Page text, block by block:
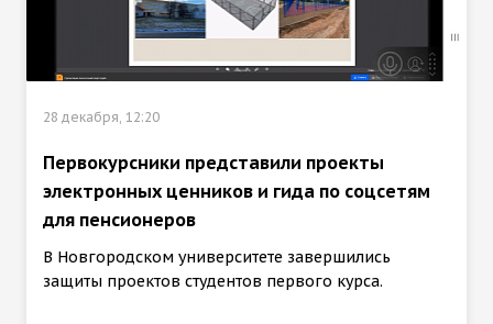
28 декабря, 12:20
Первокурсники представили проекты
электронных ценников и гида по соцсетям
для пенсионеров
В Новгородском университете завершились
защиты проектов студентов первого курса.